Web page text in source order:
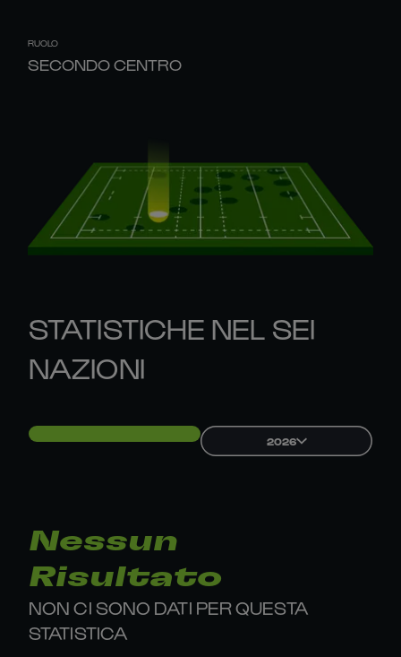
RUOLO
SECONDO CENTRO
STATISTICHE NEL SEI
NAZIONI
2026
Nessun
Risultato
NON CI SONO DATI PER QUESTA
STATISTICA